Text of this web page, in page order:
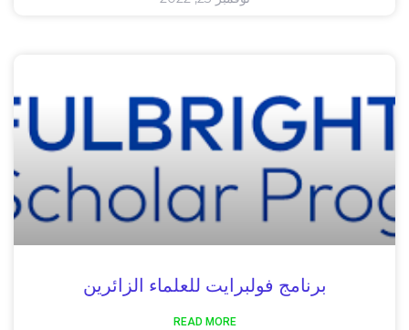
برنامج فولبرايت للعلماء الزائرين
READ MORE